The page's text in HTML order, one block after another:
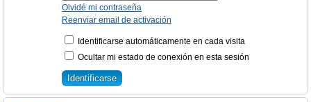
Olvidé mi contraseña
Reenviar email de activación
Identificarse automáticamente en cada visita
Ocultar mi estado de conexión en esta sesión